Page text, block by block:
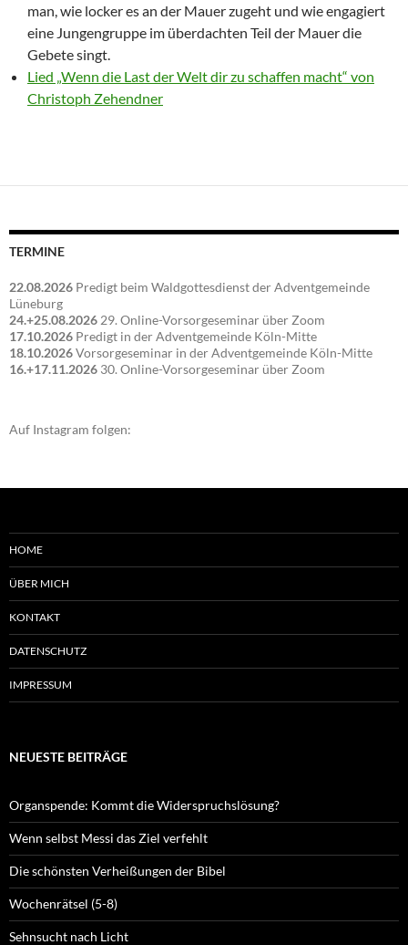
man, wie locker es an der Mauer zugeht und wie engagiert
eine Jungengruppe im überdachten Teil der Mauer die
Gebete singt.
Lied „Wenn die Last der Welt dir zu schaffen macht“ von
Christoph Zehendner
TERMINE
22.08.2026 Predigt beim Waldgottesdienst der Adventgemeinde
Lüneburg
24.+25.08.2026 29. Online-Vorsorgeseminar über Zoom
17.10.2026 Predigt in der Adventgemeinde Köln-Mitte
18.10.2026Vorsorgeseminar in der Adventgemeinde Köln-Mitte
16.+17.11.2026 30. Online-Vorsorgeseminar über Zoom
Auf Instagram folgen:
HOME
ÜBER MICH
KONTAKT
DATENSCHUTZ
IMPRESSUM
NEUESTE BEITRÄGE
Organspende: Kommt die Widerspruchslösung?
Wenn selbst Messi das Ziel verfehlt
Die schönsten Verheißungen der Bibel
Wochenrätsel (5-8)
Sehnsucht nach Licht